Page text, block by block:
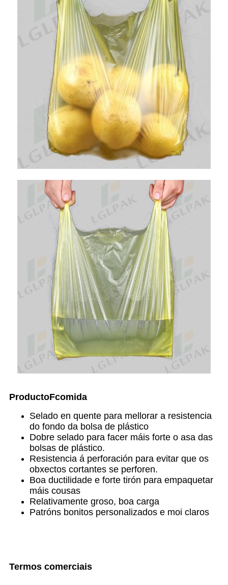
ProductoFcomida
Selado en quente para mellorar a resistencia
do fondo da bolsa de plástico
Dobre selado para facer máis forte o asa das
bolsas de plástico.
Resistencia á perforación para evitar que os
obxectos cortantes se perforen.
Boa ductilidade e forte tirón para empaquetar
máis cousas
Relativamente groso, boa carga
Patróns bonitos personalizados e moi claros
Termos comerciais